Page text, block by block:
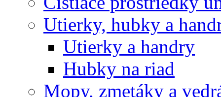
Utierky, hubky a
Utierky a handry
Hubky na riad
Mopy, zmetáky a